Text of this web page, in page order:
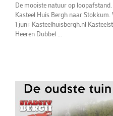
De mooiste natuur op
Kasteel Huis Bergh naar
1 juni: Kasteelhuisbergh.nl
Heeren Dubbel ...